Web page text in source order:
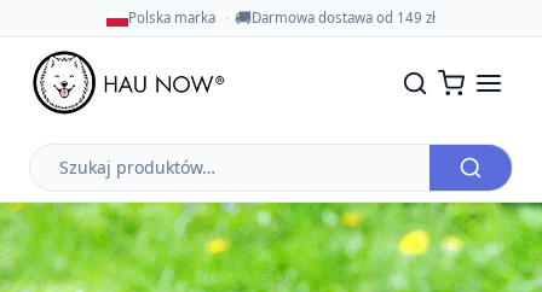
Polska marka 🚚Darmowa dostawa od 149 zł
Szukaj
produktów